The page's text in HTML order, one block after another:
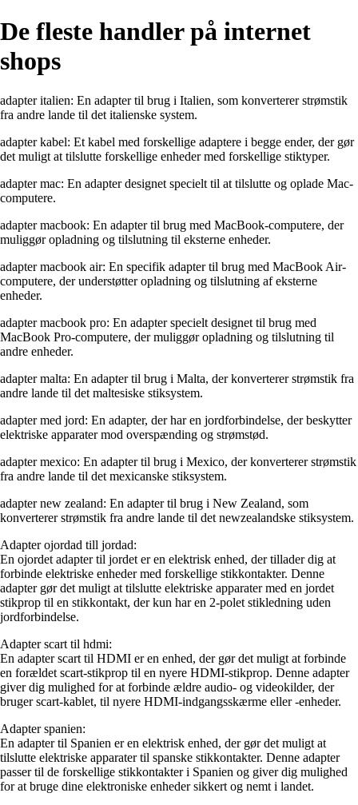
De fleste handler på internet
shops
adapter italien: En adapter til brug i Italien, som konverterer strømstik
fra andre lande til det italienske system.
adapter kabel: Et kabel med forskellige adaptere i begge ender, der gør
det muligt at tilslutte forskellige enheder med forskellige stiktyper.
adapter mac: En adapter designet specielt til at tilslutte og oplade Mac-
computere.
adapter macbook: En adapter til brug med MacBook-computere, der
muliggør opladning og tilslutning til eksterne enheder.
adapter macbook air: En specifik adapter til brug med MacBook Air-
computere, der understøtter opladning og tilslutning af eksterne
enheder.
adapter macbook pro: En adapter specielt designet til brug med
MacBook Pro-computere, der muliggør opladning og tilslutning til
andre enheder.
adapter malta: En adapter til brug i Malta, der konverterer strømstik fra
andre lande til det maltesiske stiksystem.
adapter med jord: En adapter, der har en jordforbindelse, der beskytter
elektriske apparater mod overspænding og strømstød.
adapter mexico: En adapter til brug i Mexico, der konverterer strømstik
fra andre lande til det mexicanske stiksystem.
adapter new zealand: En adapter til brug i New Zealand, som
konverterer strømstik fra andre lande til det newzealandske stiksystem.
Adapter ojordad till jordad:
En ojordet adapter til jordet er en elektrisk enhed, der tillader dig at
forbinde elektriske enheder med forskellige stikkontakter. Denne
adapter gør det muligt at tilslutte elektriske apparater med en jordet
stikprop til en stikkontakt, der kun har en 2-polet stikledning uden
jordforbindelse.
Adapter scart til hdmi:
En adapter scart til HDMI er en enhed, der gør det muligt at forbinde
en forældet scart-stikprop til en nyere HDMI-stikprop. Denne adapter
giver dig mulighed for at forbinde ældre audio- og videokilder, der
bruger scart-kablet, til nyere HDMI-indgangsskærme eller -enheder.
Adapter spanien:
En adapter til Spanien er en elektrisk enhed, der gør det muligt at
tilslutte elektriske apparater til spanske stikkontakter. Denne adapter
passer til de forskellige stikkontakter i Spanien og giver dig mulighed
for at bruge dine elektroniske enheder sikkert og nemt i landet.